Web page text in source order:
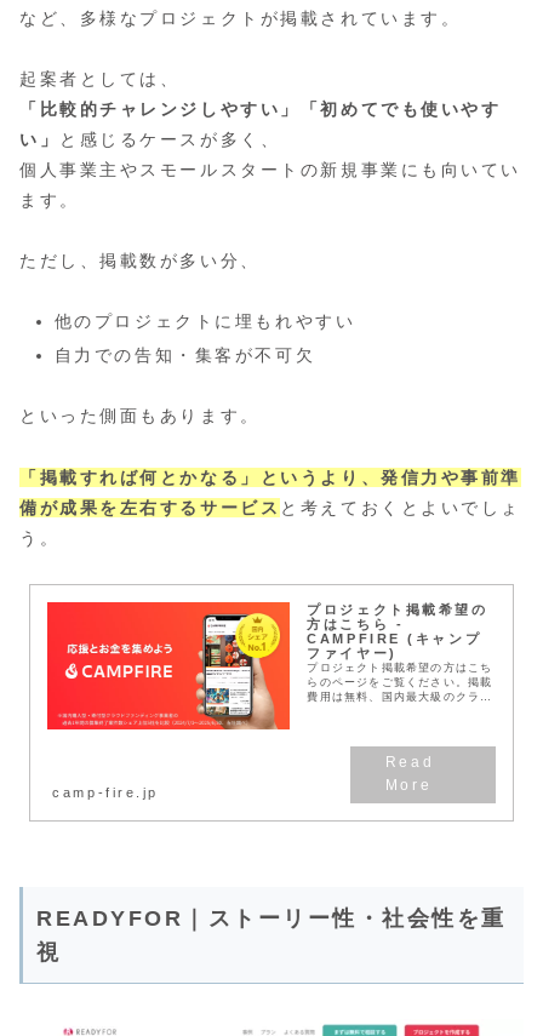
など、多様なプロジェクトが掲載されています。
起案者としては、
「比較的チャレンジしやすい」「初めてでも使いやす
い」
と感じるケースが多く、
個人事業主やスモールスタートの新規事業にも向いてい
ます。
ただし、掲載数が多い分、
他のプロジェクトに埋もれやすい
自力での告知・集客が不可欠
といった側面もあります。
「掲載すれば何とかなる」というより、発信力や事前準
備が成果を左右するサービス と考えておくとよいでしょ
う。
プロジェクト掲載希望の
方はこちら -
CAMPFIRE (キャンプ
ファイヤー)
プロジェクト掲載希望の方はこち
らのページをご覧ください。掲載
費用は無料、国内最大級のクラウ
camp-fire.jp
READYFOR｜ストーリー性・社会性を重
視